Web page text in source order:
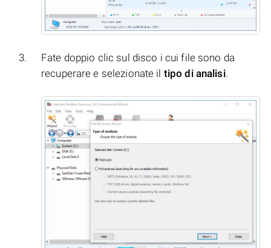
Fate doppio clic sul disco i cui file sono da
recuperare e selezionate il tipo di analisi.